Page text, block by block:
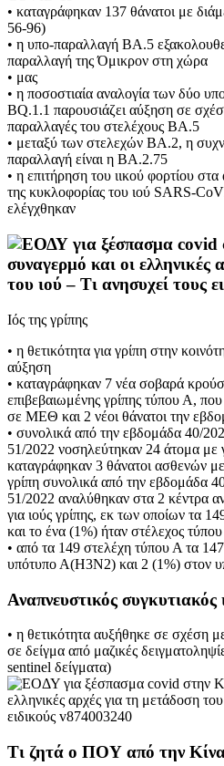
• καταγράφηκαν 137 θάνατοι με
56-96)
• η υπο-παραλλαγή ΒΑ.5
παραλλαγή της Όμικρον στη χώρα
• μας
• η ποσοστιαία αναλογία των δύο
BQ.1.1 παρουσιάζει αύξηση σε
παραλλαγές του στελέχους ΒΑ.5
• μεταξύ των στελεχών BA.2, η
παραλλαγή είναι η BA.2.75
• η επιτήρηση του ιικού φορτίου
της κυκλοφορίας του ιού SARS-
ελέγχθηκαν
Ιός της γρίπης
• η θετικότητα για γρίπη στην
αύξηση
• καταγράφηκαν 7 νέα σοβαρά
επιβεβαιωμένης γρίπης τύπου Α,
σε ΜΕΘ και 2 νέοι θάνατοι την
• συνολικά από την εβδομάδα 40/
51/2022 νοσηλεύτηκαν 24 άτομα
καταγράφηκαν 3 θάνατοι ασθενών
γρίπη συνολικά από την εβδομάδα
51/2022 αναλύθηκαν στα 2 κέντρα
για ιούς γρίπης, εκ των οποίων τα
και το ένα (1%) ήταν στέλεχος
• από τα 149 στελέχη τύπου Α τα
υπότυπο Α(Η3Ν2) και 2 (1%) στον
Αναπνευστικός συγκυτιακός
• η θετικότητα αυξήθηκε σε σχέση
σε δείγμα από μαζικές
sentinel δείγματα)
Τι ζητά ο ΠΟΥ από την